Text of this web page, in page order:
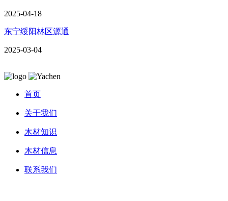
2025-04-18
东宁绥阳林区源通
2025-03-04
首页
关于我们
木材知识
木材信息
联系我们